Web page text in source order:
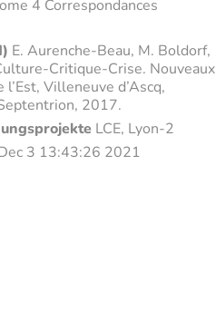
4 Correspondances
E. Aurenche-Beau, M. Boldorf,
Critique-Crise. Nouveaux
Villeneuve d’Ascq,
2017.
LCE, Lyon-2
3 13:43:26 2021